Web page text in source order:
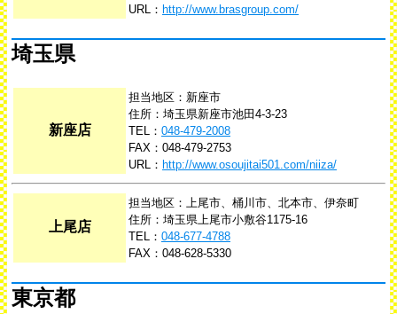
URL： http://www.brasgroup.com/
埼玉県
新座店
担当地区：新座市
住所：埼玉県新座市池田4-3-23
TEL： 048-479-2008
FAX：048-479-2753
URL： http://www.osoujitai501.com/niiza/
上尾店
担当地区：上尾市、桶川市、北本市、伊奈町
住所：埼玉県上尾市小敷谷1175-16
TEL： 048-677-4788
FAX：048-628-5330
東京都